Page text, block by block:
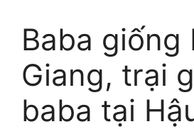
Baba giống
Giang, trại
baba tại